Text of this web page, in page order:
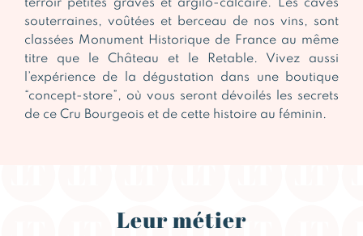
terroir petites graves et argilo-calcaire. Les caves
souterraines, voûtées et berceau de nos vins, sont
classées Monument Historique de France au même
titre que le Château et le Retable. Vivez aussi
l’expérience de la dégustation dans une boutique
“concept-store”, où vous seront dévoilés les secrets
de ce Cru Bourgeois et de cette histoire au féminin.
Leur métier